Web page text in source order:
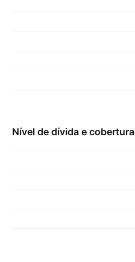
Nível de dívida e cobertura